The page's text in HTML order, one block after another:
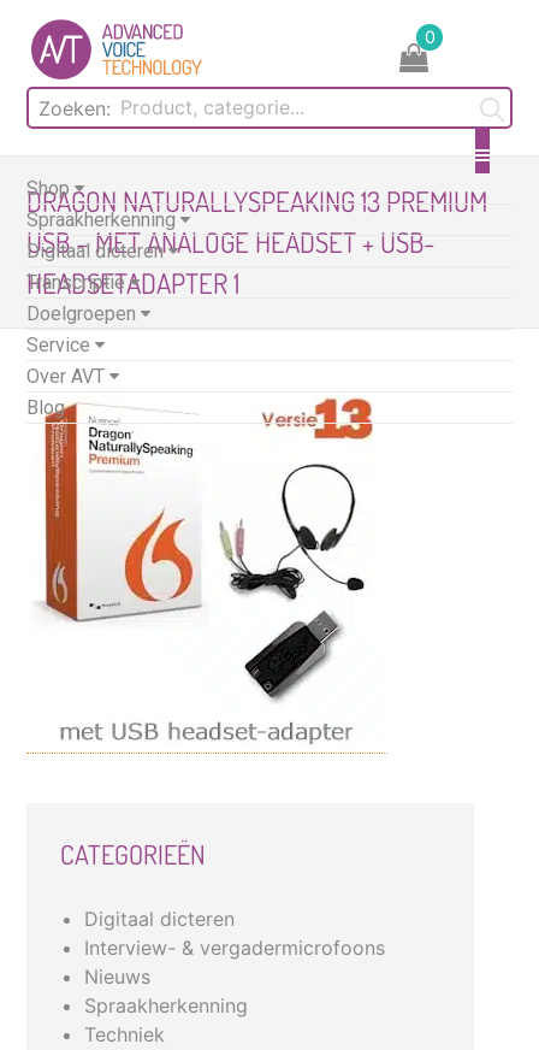
content
Zoeken:
0
Shop
Spraakherkenning
Digitaal dicteren
Transcriptie
Doelgroepen
Service
Over AVT
Blog
DRAGON NATURALLYSPEAKING 13 PREMIUM
USB – MET ANALOGE HEADSET + USB-
HEADSETADAPTER 1
CATEGORIEËN
Digitaal dicteren
Interview- & vergadermicrofoons
Nieuws
Spraakherkenning
Techniek